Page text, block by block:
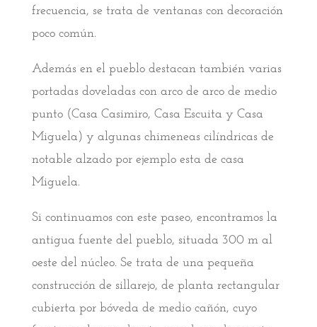
frecuencia, se trata de ventanas con decoración
poco común.
Además en el pueblo destacan también varias
portadas doveladas con arco de arco de medio
punto (Casa Casimiro, Casa Escuita y Casa
Miguela) y algunas chimeneas cilíndricas de
notable alzado por ejemplo esta de casa
Miguela.
Si continuamos con este paseo, encontramos la
antigua fuente del pueblo, situada 300 m al
oeste del núcleo. Se trata de una pequeña
construcción de sillarejo, de planta rectangular
cubierta por bóveda de medio cañón, cuyo